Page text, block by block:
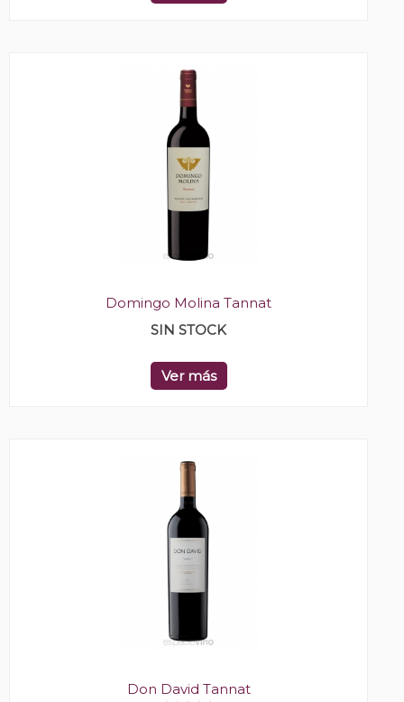
Domingo Molina Tannat
SIN STOCK
Ver más
Don David Tannat